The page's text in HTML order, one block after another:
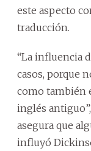
este aspecto
traducción.
“La influencia
casos, porque
como también
inglés
asegura que
influyó